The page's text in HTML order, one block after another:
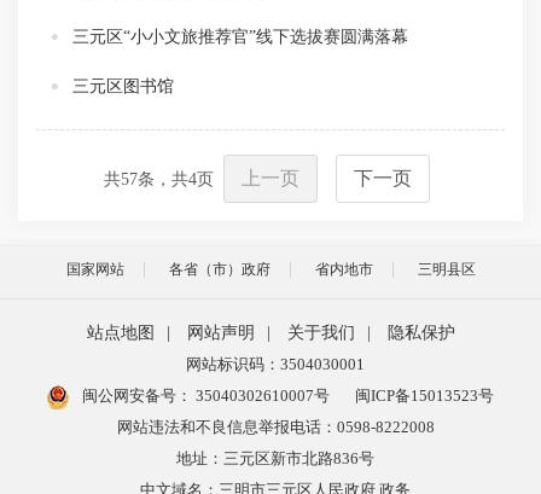
三元区“小小文旅推荐官”线下选拔赛圆满落幕
三元区图书馆
共57条，共4页 上一页 下一页
国家网站 各省（市）政府 省内地市 三明县区
站点地图 | 网站声明 | 关于我们 |
隐私保护
网站标识码：3504030001
闽公网安备号： 35040302610007号
闽ICP备15013523号
网站违法和不良信息举报电话：0598-8222008
地址：三元区新市北路836号
中文域名：三明市三元区人民政府.政务